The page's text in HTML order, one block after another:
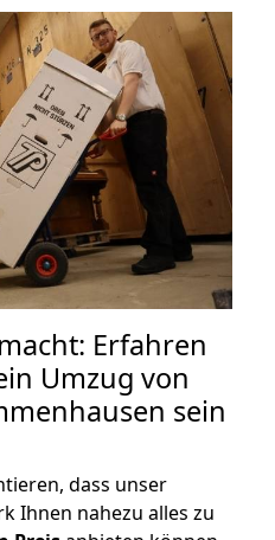
Erfahren
Umzug von
sein
dass unser
Ihnen nahezu alles zu